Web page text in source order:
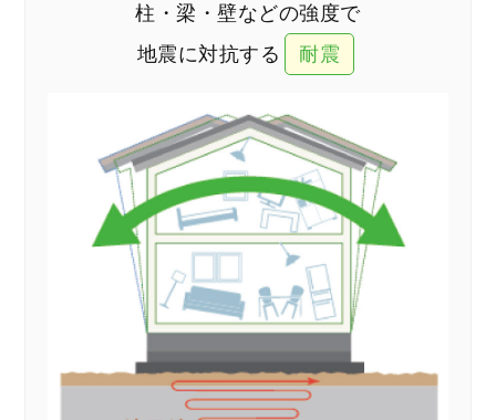
柱・梁・壁などの強度で
地震に対抗する
耐震